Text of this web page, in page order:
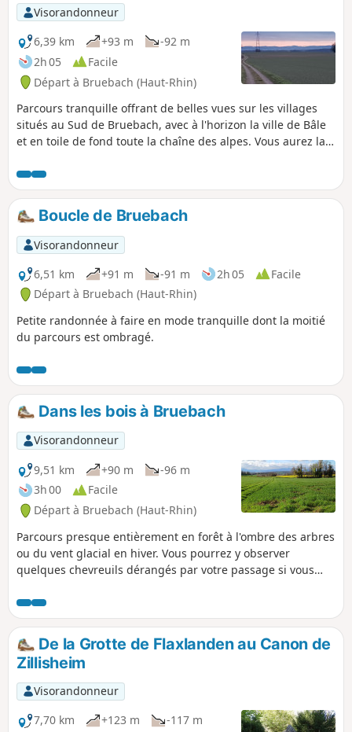
Visorandonneur
6,39 km
+93 m
-92 m
2h 05
Facile
Départ à Bruebach (Haut-Rhin)
Parcours tranquille offrant de belles vues sur les villages
situés au Sud de Bruebach, avec à l'horizon la ville de Bâle
et en toile de fond toute la chaîne des alpes. Vous aurez la
alémaniques droit devant vous avec l'Eiger et le Jungfrau et
leurs magnifiques pyramides et à l'autre extrémité, côté
droit, quand la météo le permet, le Mont Blanc.
Boucle de Bruebach
Visorandonneur
6,51 km
+91 m -91 m 2h 05
Facile
Départ à Bruebach (Haut-Rhin)
Petite randonnée à faire en mode tranquille dont la moitié
du parcours est ombragé.
Dans les bois à Bruebach
Visorandonneur
9,51 km
+90 m
-96 m
3h 00
Facile
Départ à Bruebach (Haut-Rhin)
Parcours presque entièrement en forêt à l'ombre des arbres
ou du vent glacial en hiver. Vous pourrez y observer
quelques chevreuils dérangés par votre passage si vous
mais présence de nombreux arbres couchés à contourner.
De la Grotte de Flaxlanden au Canon de
Zillisheim
Visorandonneur
7,70 km
+123 m
-117 m